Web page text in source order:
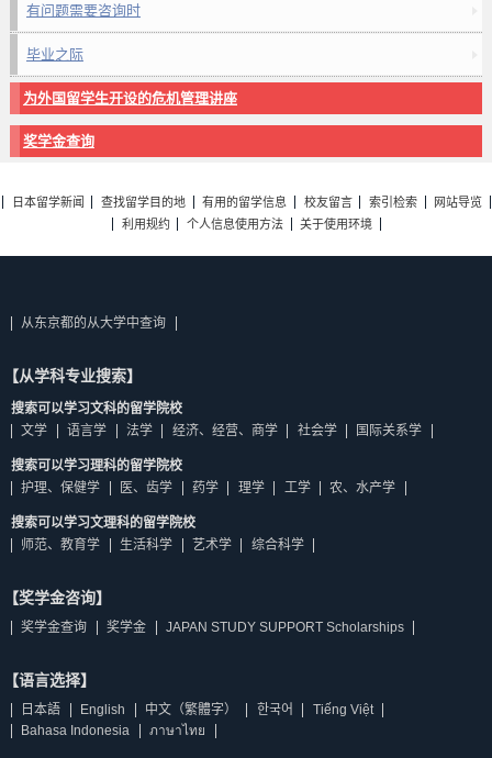
有问题需要咨询时
毕业之际
为外国留学生开设的危机管理讲座
奖学金查询
日本留学新闻 查找留学目的地 有用的留学信息 校友留言 索引检索
网站导览
利用规约
个人信息使用方法 关于使用环境
从东京都的从大学中查询
【从学科专业搜索】
搜索可以学习文科的留学院校
文学
语言学 法学 经济、经营、商学 社会学 国际关系学
搜索可以学习理科的留学院校
护理、保健学
医、齿学 药学 理学 工学 农、水产学
搜索可以学习文理科的留学院校
师范、教育学
生活科学 艺术学 综合科学
【奖学金咨询】
奖学金查询 奖学金 JAPAN STUDY SUPPORT Scholarships
【语言选择】
日本語 English 中文（繁體字） 한국어
Tiếng Việt
Bahasa Indonesia
ภาษาไทย